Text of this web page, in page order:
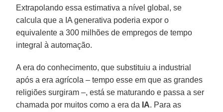
Extrapolando essa estimativa a nível global, se
calcula que a IA generativa poderia expor o
equivalente a 300 milhões de empregos de tempo
integral à automação.
A era do conhecimento, que substituiu a industrial
após a era agrícola – tempo esse em que as grandes
religiões surgiram –, está se maturando e passa a ser
chamada por muitos como a era da IA. Para as